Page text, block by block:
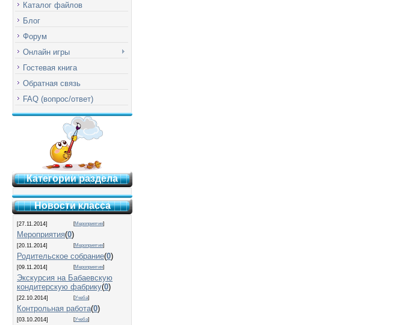
Каталог файлов
Блог
Форум
Онлайн игры
Гостевая книга
Обратная связь
FAQ (вопрос/ответ)
Категории раздела
Новости класса
[27.11.2014] [Мероприятия]
Мероприятия(0)
[20.11.2014] [Мероприятия]
Родительское собрание(0)
[09.11.2014] [Мероприятия]
Экскурсия на Бабаевскую
кондитерскую фабрику(0)
[22.10.2014] [Учеба]
Контрольная работа(0)
[03.10.2014] [Учеба]